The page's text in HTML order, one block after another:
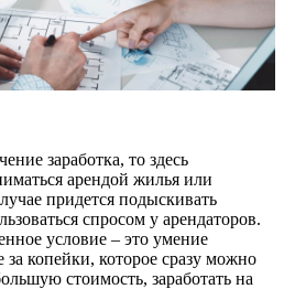
заработка, то здесь
арендой жилья или
придется подыскивать
спросом у арендаторов.
условие – это умение
копейки, которое сразу можно
стоимость, заработать на